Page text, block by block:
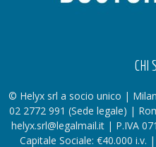
CHI
© Helyx srl a socio unico |
02 2772 991 (Sede legale) |
helyx.srl@legalmail.it | P.IVA
Capitale Sociale: €40.000